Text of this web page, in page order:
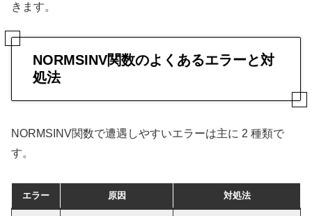
きます。
NORMSINV関数のよくあるエラーと対
処法
NORMSINV関数で遭遇しやすいエラーは主に 2 種類で
す。
エラー 原因 対処法